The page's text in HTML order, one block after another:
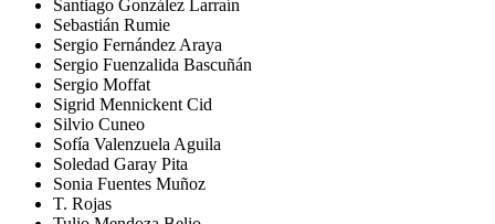
Santiago González Larraín
Sebastián Rumie
Sergio Fernández Araya
Sergio Fuenzalida Bascuñán
Sergio Moffat
Sigrid Mennickent Cid
Silvio Cuneo
Sofía Valenzuela Aguila
Soledad Garay Pita
Sonia Fuentes Muñoz
T. Rojas